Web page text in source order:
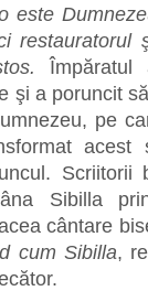
este
restauratorul
şi a poruncit
pe
acest
Scriitorii
Sibilla
cântare
cum Sibilla,